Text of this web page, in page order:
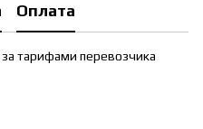
Оплата
тарифами перевозчика